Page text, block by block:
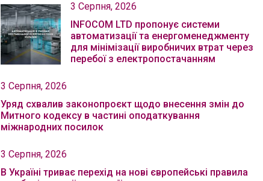
3 Серпня, 2026
INFOCOM LTD пропонує системи
автоматизації та енергоменеджменту
для мінімізації виробничих втрат через
перебої з електропостачанням
3 Серпня, 2026
Уряд схвалив законопроєкт щодо внесення змін до
Митного кодексу в частині оподаткування
міжнародних посилок
3 Серпня, 2026
В Україні триває перехід на нові європейські правила